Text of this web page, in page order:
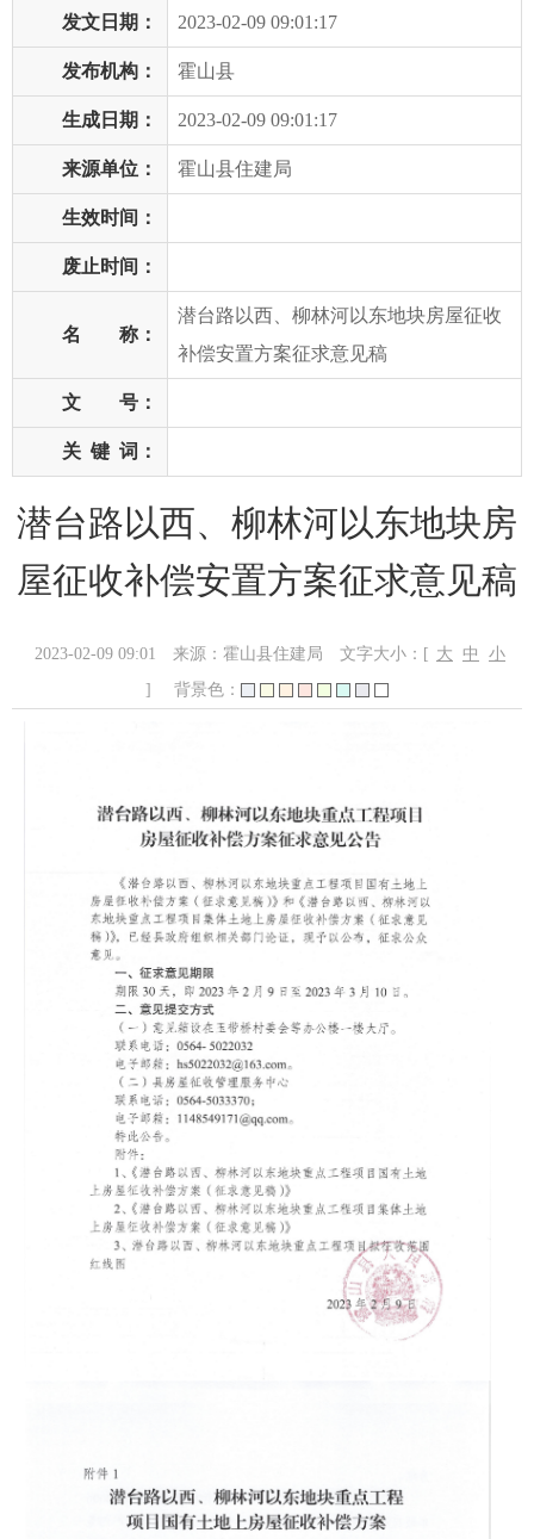
发文日期： 2023-02-09 09:01:17
发布机构： 霍山县
生成日期： 2023-02-09 09:01:17
来源单位： 霍山县住建局
生效时间：
废止时间：
名 称：
潜台路以西、柳林河以东地块房屋征收
补偿安置方案征求意见稿
文 号：
关 键 词：
潜台路以西、柳林河以东地块房
屋征收补偿安置方案征求意见稿
2023-02-09 09:01 来源：霍山县住建局 文字大小：[ 大 中
小
]
背景色：